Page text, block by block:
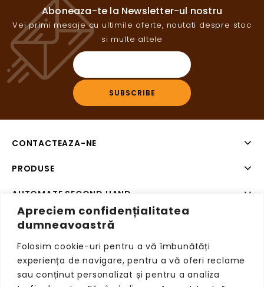
Apreciem confidențialitatea
dumneavoastră
Folosim cookie-uri pentru a vă îmbunătăți
experiența de navigare, pentru a vă oferi reclame
sau conținut personalizat și pentru a analiza
Aboneaza-te la Newsletter-ul nostru
Vei primi mesaje cu ultimile oferte, noutati despre stoc
si multe altele
CONTACTEAZA-NE
PRODUSE
AUTOMATE SECOND HAND
SISTEME DE PLATA SECOND HAND
Copyright © 2026 VendingRetail, Toate drepturile